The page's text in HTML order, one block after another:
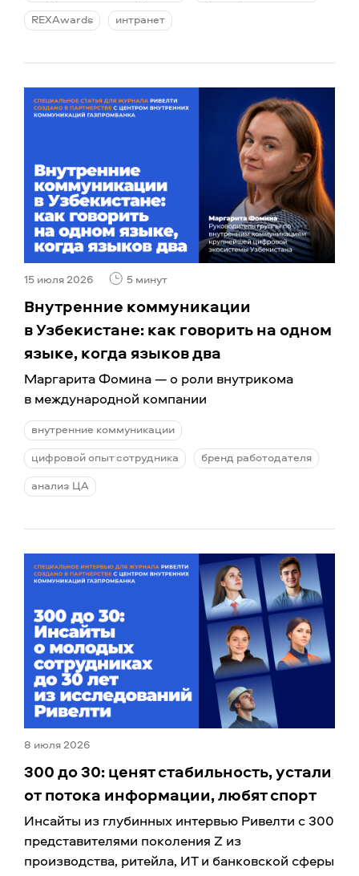
REXAwards
интранет
15 июля 2026 5 минут
Внутренние коммуникации
в Узбекистане: как говорить на одном
языке, когда языков два
Маргарита Фомина — о роли внутрикома
в международной компании
внутренние коммуникации
цифровой опыт сотрудника
бренд работодателя
анализ ЦА
8 июля 2026
300 до 30: ценят стабильность, устали
от потока информации, любят спорт
Инсайты из глубинных интервью Ривелти с 300
представителями поколения Z из
производства, ритейла, ИТ и банковской сферы